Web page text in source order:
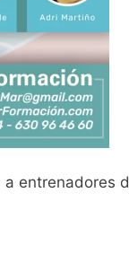
a entrenadores